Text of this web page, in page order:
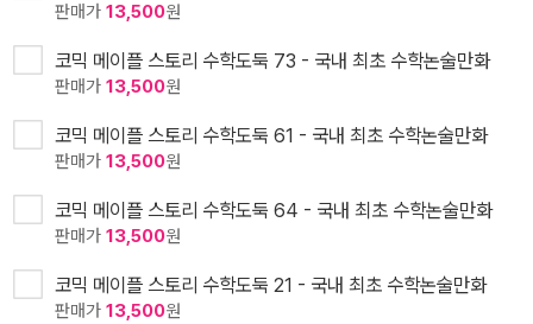
판매가 13,500원
코믹 메이플 스토리 수학도둑 73 - 국내 최초 수학논술만화
판매가 13,500원
코믹 메이플 스토리 수학도둑 61 - 국내 최초 수학논술만화
판매가 13,500원
코믹 메이플 스토리 수학도둑 64 - 국내 최초 수학논술만화
판매가 13,500원
코믹 메이플 스토리 수학도둑 21 - 국내 최초 수학논술만화
판매가 13,500원